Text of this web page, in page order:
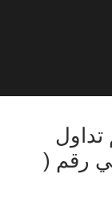
رقم (